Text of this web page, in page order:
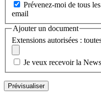
Prévenez-moi de tous
email
Ajouter un document
Extensions autorisées :
Je veux recevoir la